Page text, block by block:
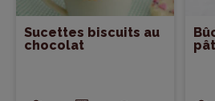
Sucettes biscuits au
chocolat